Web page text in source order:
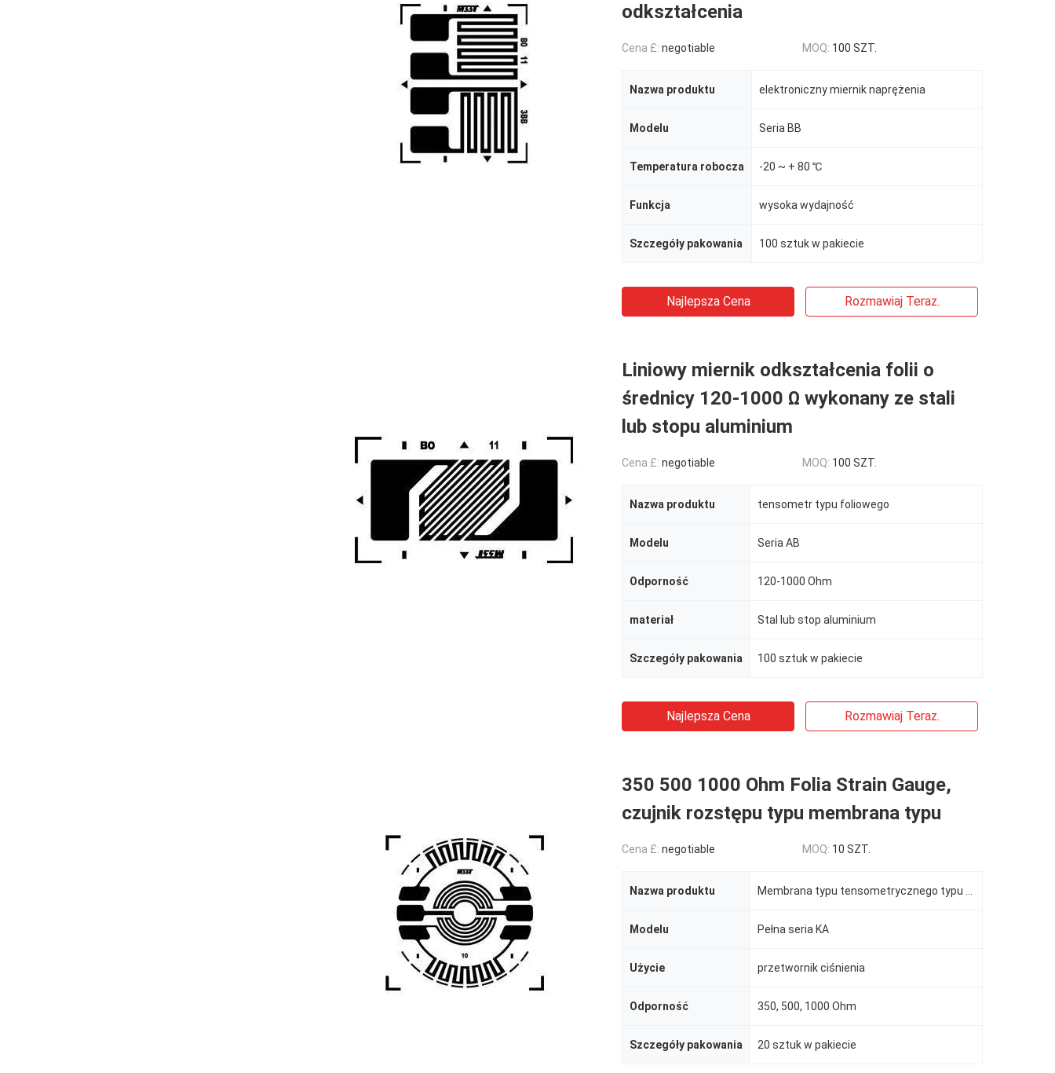
odkształcenia
Cena £: negotiable MOQ: 100 SZT.
Nazwa produktu elektroniczny miernik naprężenia
Modelu Seria BB
Temperatura robocza -20 ~ + 80 ℃
Funkcja wysoka wydajność
Szczegóły pakowania 100 sztuk w pakiecie
Najlepsza Cena Rozmawiaj Teraz.
Liniowy miernik odkształcenia folii o
średnicy 120-1000 Ω wykonany ze stali
lub stopu aluminium
Cena £: negotiable MOQ: 100 SZT.
Nazwa produktu tensometr typu foliowego
Modelu Seria AB
Odporność 120-1000 Ohm
materiał Stal lub stop aluminium
Szczegóły pakowania 100 sztuk w pakiecie
Najlepsza Cena Rozmawiaj Teraz.
350 500 1000 Ohm Folia Strain Gauge,
czujnik rozstępu typu membrana typu
Cena £: negotiable MOQ: 10 SZT.
Nazwa produktu
Modelu Pełna seria KA
Użycie przetwornik ciśnienia
Odporność 350, 500, 1000 Ohm
Szczegóły pakowania 20 sztuk w pakiecie